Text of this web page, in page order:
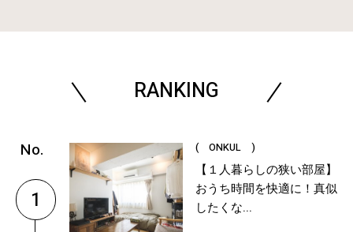
RANKING
1
( ONKUL )
【１人暮らしの狭い部屋】
おうち時間を快適に！真似
したくな...